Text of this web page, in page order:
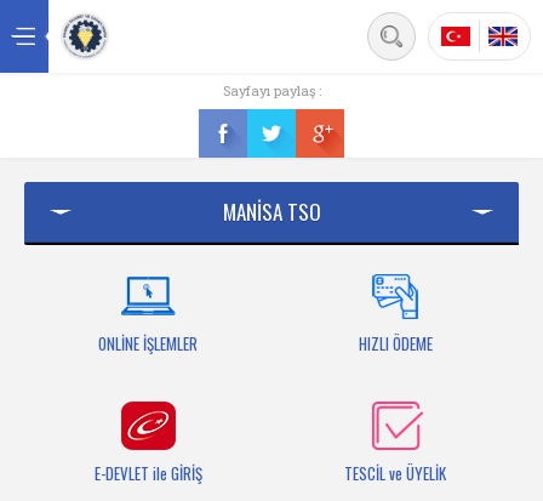
Üyelik
Bilgi Bankası
Sayfayı paylaş :
MANİSA TSO
ONLİNE İŞLEMLER HIZLI ÖDEME
E-DEVLET ile GİRİŞ TESCİL ve ÜYELİK